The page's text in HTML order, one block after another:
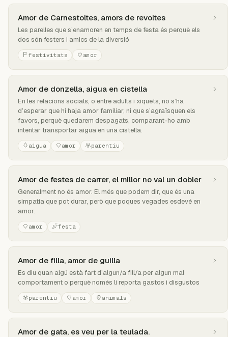
Amor de Carnestoltes, amors de revoltes
Les parelles que s’enamoren en temps de festa és perquè els
dos són festers i amics de la diversió
festivitats amor
Amor de donzella, aigua en cistella
En les relacions socials, o entre adults i xiquets, no s’ha
d’esperar que hi haja amor familiar, ni que s’agraïsquen els
favors, perquè quedarem despagats, comparant-ho amb
intentar transportar aigua en una cistella.
aigua amor parentiu
Amor de festes de carrer, el millor no val un dobler
Generalment no és amor. El més que podem dir, que és una
simpatia que pot durar, però que poques vegades esdevé en
amor.
amor festa
Amor de filla, amor de guilla
Es diu quan algú està fart d’algun/a fill/a per algun mal
comportament o perquè només li reporta gastos i disgustos
parentiu amor animals
Amor de gata, es veu per la teulada.